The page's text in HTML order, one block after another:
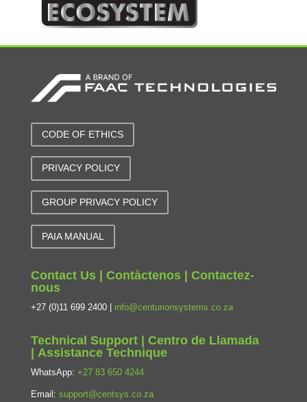
CODE OF ETHICS
PRIVACY POLICY
GROUP PRIVACY POLICY
PAIA MANUAL
Contact Us | Contàctenos | Contactez-
nous
+27 (0)11 699 2400 | info@centurionsystems.co.za
Technical Support | Centro de Llamada
| Assistance Technique
WhatsApp: +27 83 650 4244
Email: support@centsys.co.za